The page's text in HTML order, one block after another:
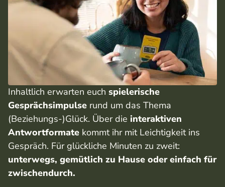
Inhaltlich erwarten euch spielerische
Gesprächsimpulse rund um das Thema
(Beziehungs-)Glück. Über die interaktiven
Antwortformate kommt ihr mit Leichtigkeit ins
Gespräch. Für glückliche Minuten zu zweit:
unterwegs, gemütlich zu Hause oder einfach für
zwischendurch.